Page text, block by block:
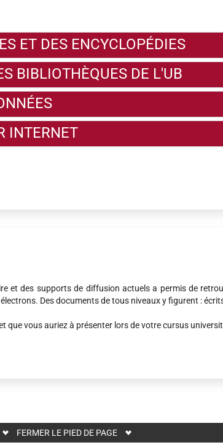
ET DES ENCYCLOPÉDIES
BIBLIOTHÈQUES DE L'UB
INTERNET
et des supports de diffusion actuels a permis de
Des documents de tous niveaux y figurent :
que vous auriez à présenter lors de votre cursus
FERMER LE PIED DE PAGE